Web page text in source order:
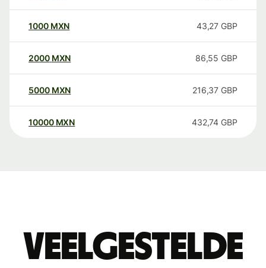
1000 MXN 43,27 GBP
2000 MXN 86,55 GBP
5000 MXN 216,37 GBP
10000 MXN 432,74 GBP
Veelgestelde